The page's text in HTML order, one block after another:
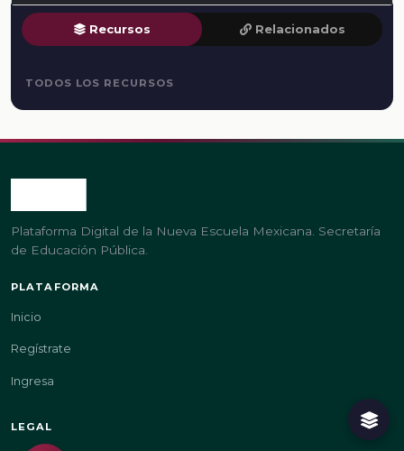
Recursos Relacionados
TODOS LOS RECURSOS
Plataforma Digital de la Nueva Escuela Mexicana. Secretaría
de Educación Pública.
PLATAFORMA
Inicio
Regístrate
Ingresa
LEGAL